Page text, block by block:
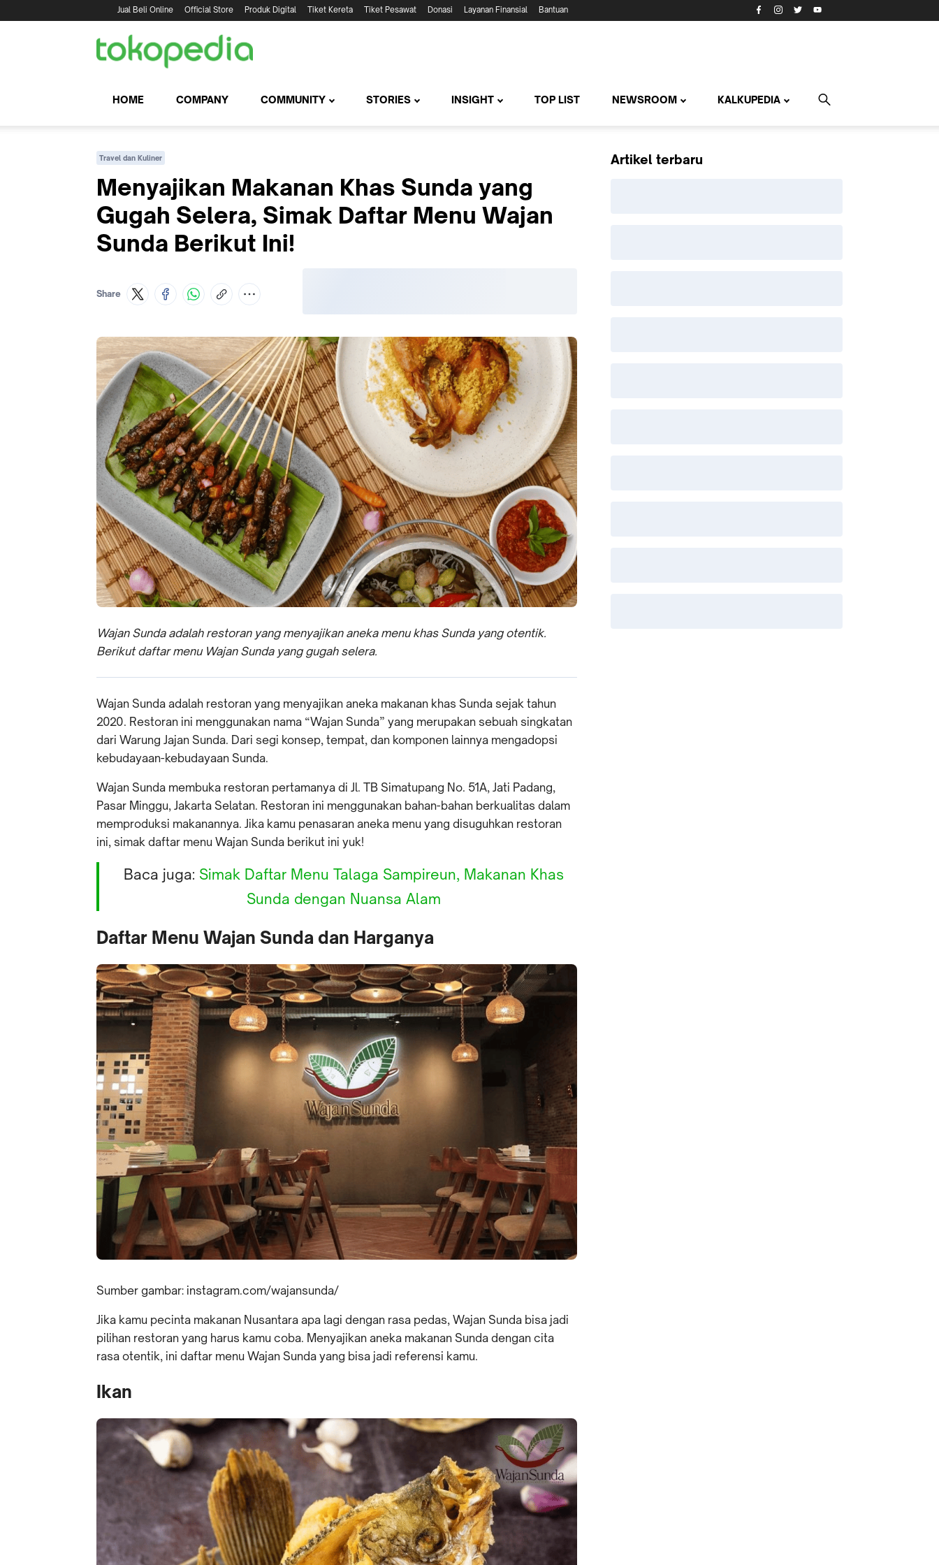
Jual Beli Online Official Store Produk Digital Tiket Kereta Tiket Pesawat Donasi Layanan Finansial Bantuan
HOME COMPANY COMMUNITY STORIES INSIGHT TOP LIST NEWSROOM KALKUPEDIA
Travel dan Kuliner
Menyajikan Makanan Khas Sunda yang
Gugah Selera, Simak Daftar Menu Wajan
Sunda Berikut Ini!
Share
Wajan Sunda adalah restoran yang menyajikan aneka menu khas Sunda yang otentik.
Berikut daftar menu Wajan Sunda yang gugah selera.
Wajan Sunda adalah restoran yang menyajikan aneka makanan khas Sunda sejak tahun
2020. Restoran ini menggunakan nama “Wajan Sunda” yang merupakan sebuah singkatan
dari Warung Jajan Sunda. Dari segi konsep, tempat, dan komponen lainnya mengadopsi
kebudayaan-kebudayaan Sunda.
Wajan Sunda membuka restoran pertamanya di Jl. TB Simatupang No. 51A, Jati Padang,
Pasar Minggu, Jakarta Selatan. Restoran ini menggunakan bahan-bahan berkualitas dalam
memproduksi makanannya. Jika kamu penasaran aneka menu yang disuguhkan restoran
ini, simak daftar menu Wajan Sunda berikut ini yuk!
Baca juga: Simak Daftar Menu Talaga Sampireun, Makanan Khas
Sunda dengan Nuansa Alam
Daftar Menu Wajan Sunda dan Harganya
Sumber gambar: instagram.com/wajansunda/
Jika kamu pecinta makanan Nusantara apa lagi dengan rasa pedas, Wajan Sunda bisa jadi
pilihan restoran yang harus kamu coba. Menyajikan aneka makanan Sunda dengan cita
rasa otentik, ini daftar menu Wajan Sunda yang bisa jadi referensi kamu.
Ikan
Artikel terbaru